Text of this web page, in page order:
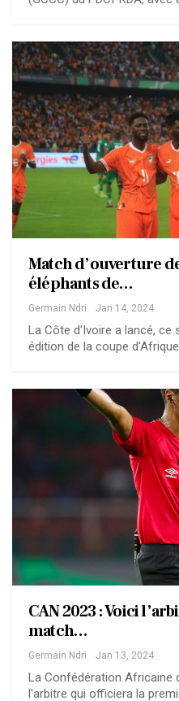
Match d’ouverture
éléphants de…
Germain Ndri Jan 14, 2024
La Côte d'Ivoire a lancé, ce
édition de la coupe
CAN 2023 : Voici
match…
Germain Ndri Jan 13, 2024
La Confédération Africaine
l'arbitre qui officiera la